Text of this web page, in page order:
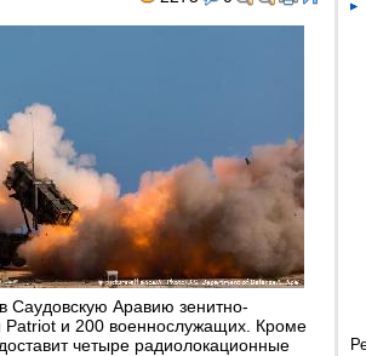
Аравию зенитно-
Patriot и 200 военнослужащих. Кроме
четыре радиолокационные